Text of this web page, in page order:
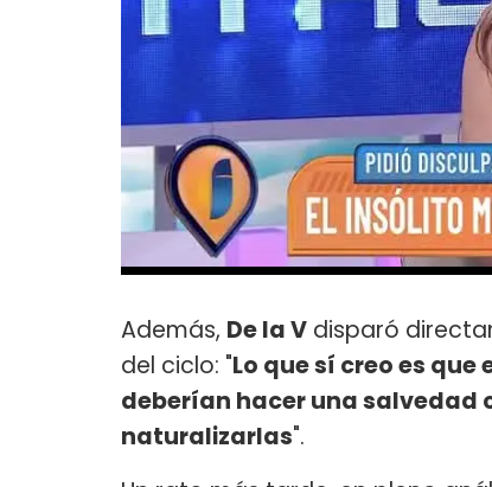
Además, De la V disparó
del ciclo: "Lo que sí creo es que
deberían hacer una salvedad
naturalizarlas".